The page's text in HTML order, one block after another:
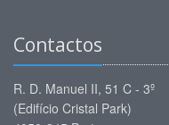
Contactos
R. D. Manuel II, 51 C - 3º
(Edifício Cristal Park)